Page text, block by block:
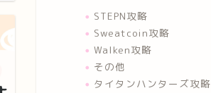
STEPN攻略
Sweatcoin攻略
Walken攻略
その他
タイタンハンターズ攻略